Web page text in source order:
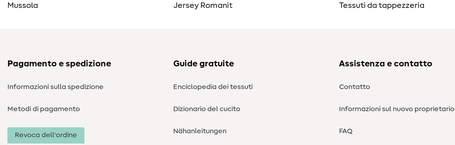
Mussola
Jersey Romanit
Tessuti da tappezzeria
Pagamento e spedizione
Informazioni sulla spedizione
Metodi di pagamento
Revoca dell'ordine
Guide gratuite
Enciclopedia dei tessuti
Dizionario del cucito
Nähanleitungen
Assistenza e contatto
Contatto
Informazioni sul nuovo proprietario
FAQ